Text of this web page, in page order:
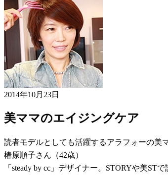
2014年10月23日
美ママのエイジングケア
読者モデルとしても活躍するアラフォーの美
椿原順子さん（42歳）
「steady by cc」デザイナー。STORYや美ST